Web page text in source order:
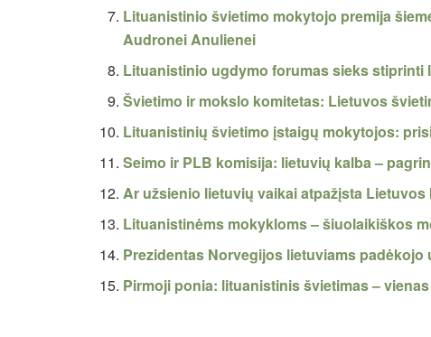
Lituanistinio švietimo mokytojo premija
Audronei Anulienei
Lituanistinio ugdymo forumas sieks
Švietimo ir mokslo komitetas: Lietuvos
Lituanistinių švietimo įstaigų mokytojos:
Seimo ir PLB komisija: lietuvių kalba –
Ar užsienio lietuvių vaikai atpažįsta Lietuvos
Lituanistinėms mokykloms – šiuolaikiškos
Prezidentas Norvegijos lietuviams
Pirmoji ponia: lituanistinis švietimas –